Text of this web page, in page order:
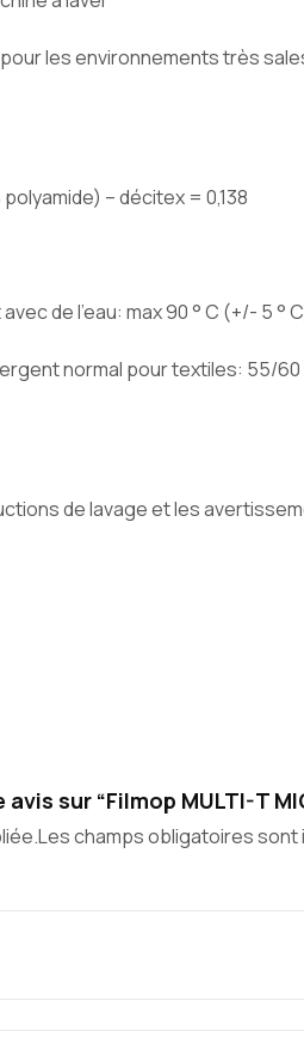
les environnements très
– décitex = 0,138
de l’eau: max 90 ° C (+/- 5 °
normal pour textiles: 55/60
de lavage et les
sur “Filmop MULTI-T
Les champs obligatoires sont